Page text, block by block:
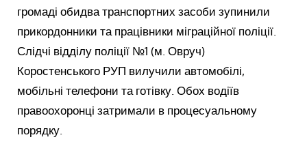
громаді обидва транспортних засоби зупинили
прикордонники та працівники міграційної поліції.
Слідчі відділу поліції №1 (м. Овруч)
Коростенського РУП вилучили автомобілі,
мобільні телефони та готівку. Обох водіїв
правоохоронці затримали в процесуальному
порядку.